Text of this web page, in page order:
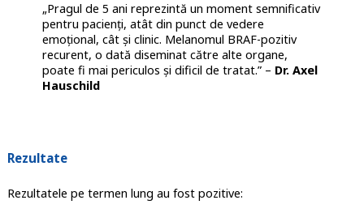
„Pragul de 5 ani reprezintă un moment semnificativ
pentru pacienți, atât din punct de vedere
emoțional, cât și clinic. Melanomul BRAF-pozitiv
recurent, o dată diseminat către alte organe,
poate fi mai periculos și dificil de tratat.” – Dr. Axel
Hauschild
Rezultate
Rezultatele pe termen lung au fost pozitive: